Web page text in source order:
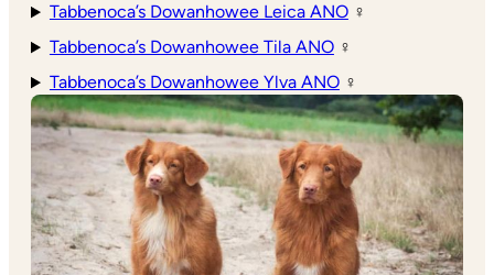
Tabbenoca’s Dowanhowee Leica ANO ♀
Tabbenoca’s Dowanhowee Tila ANO ♀
Tabbenoca’s Dowanhowee Ylva ANO♀